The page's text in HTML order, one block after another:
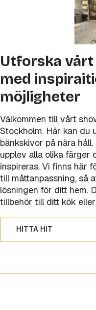
Utforska
med
möjligheter
Välkommen till vårt
Stockholm. Här kan du
bänkskivor på nära
upplev alla olika färger
inspireras. Vi finns här
till måttanpassning, så
lösningen för ditt hem.
tillbehör till ditt kök
HITTA HIT